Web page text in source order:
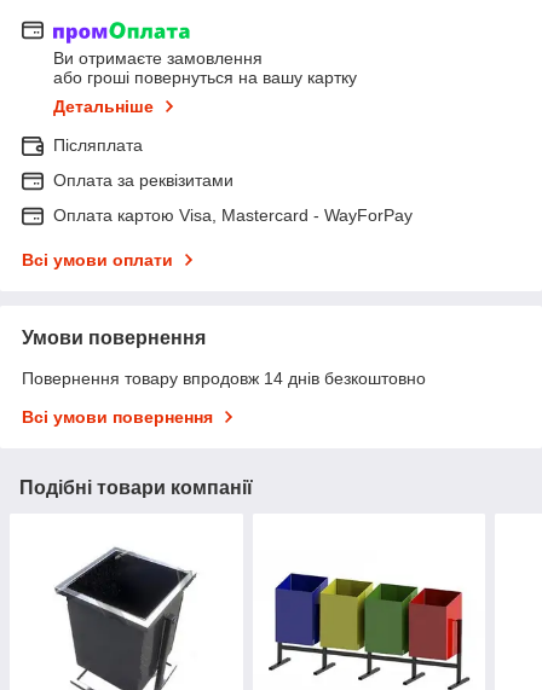
Ви отримаєте замовлення
або гроші повернуться на вашу картку
Детальніше
Післяплата
Оплата за реквізитами
Оплата картою Visa, Mastercard - WayForPay
Всі умови оплати
Умови повернення
Повернення товару впродовж 14 днів безкоштовно
Всі умови повернення
Подібні товари компанії